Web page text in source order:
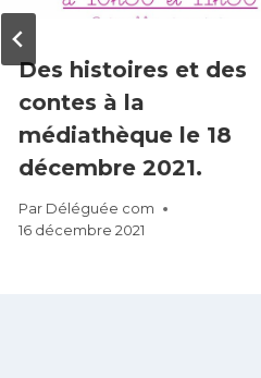
Des histoires et des
contes à la
médiathèque le 18
décembre 2021.
Par Déléguée com
16 décembre 2021